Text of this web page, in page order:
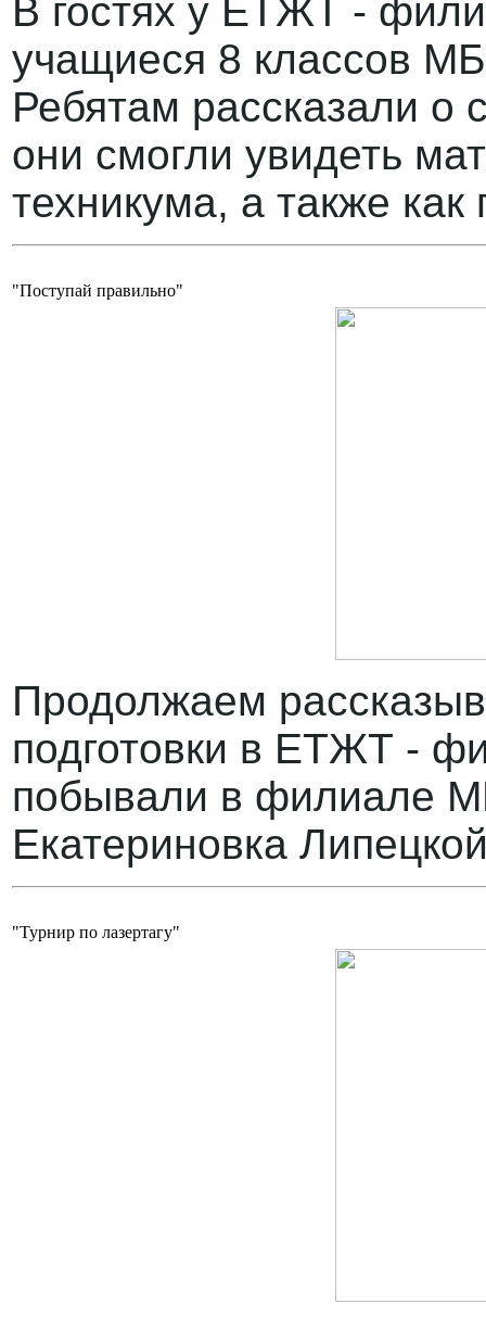
В гостях у ЕТЖТ -
учащиеся 8 классов
Ребятам рассказали о
они смогли увидеть
техникума, а также
"Поступай правильно"
Продолжаем
подготовки в ЕТЖТ -
побывали в филиале
Екатериновка
"Турнир по лазертагу"